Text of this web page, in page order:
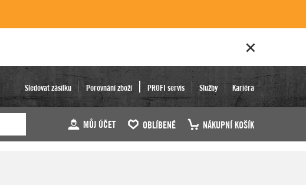
Sledovat zásilku Porovnání zboží PROFI servis Služby Kariéra
MŮJ ÚČET OBLÍBENÉ NÁKUPNÍ KOŠÍK